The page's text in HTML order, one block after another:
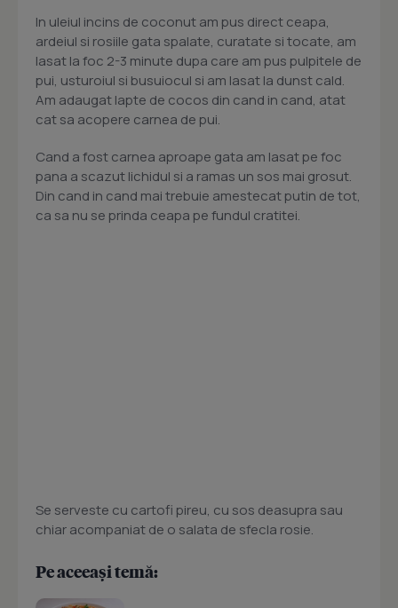
In uleiul incins de coconut am pus direct ceapa,
ardeiul si rosiile gata spalate, curatate si tocate, am
lasat la foc 2-3 minute dupa care am pus pulpitele de
pui, usturoiul si busuiocul si am lasat la dunst cald.
Am adaugat lapte de cocos din cand in cand, atat
cat sa acopere carnea de pui.
Cand a fost carnea aproape gata am lasat pe foc
pana a scazut lichidul si a ramas un sos mai grosut.
Din cand in cand mai trebuie amestecat putin de tot,
ca sa nu se prinda ceapa pe fundul cratitei.
Se serveste cu cartofi pireu, cu sos deasupra sau
chiar acompaniat de o salata de sfecla rosie.
Pe aceeași temă: